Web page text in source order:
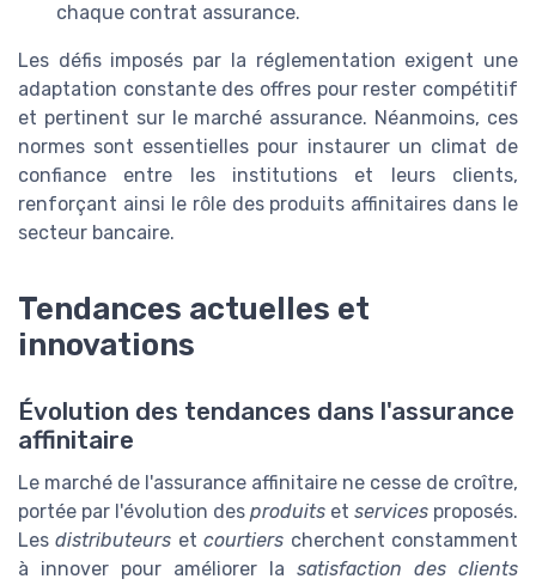
chaque contrat assurance.
Les défis imposés par la réglementation exigent une
adaptation constante des offres pour rester compétitif
et pertinent sur le marché assurance. Néanmoins, ces
normes sont essentielles pour instaurer un climat de
confiance entre les institutions et leurs clients,
renforçant ainsi le rôle des produits affinitaires dans le
secteur bancaire.
Tendances actuelles et
innovations
Évolution des tendances dans l'assurance
affinitaire
Le marché de l'assurance affinitaire ne cesse de croître,
portée par l'évolution des produits et services proposés.
Lesdistributeurs etcourtiers cherchent constamment
à innover pour améliorer la satisfaction des clients